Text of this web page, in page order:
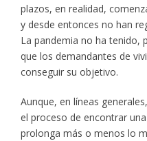
plazos, en realidad,
y desde entonces no han
La pandemia no ha tenido,
que los demandantes de
conseguir su objetivo.
Aunque, en líneas
el proceso de encontrar
prolonga más o menos lo